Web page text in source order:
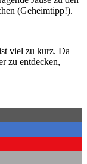
(Geheimtipp!).
viel zu kurz. Da
zu entdecken,